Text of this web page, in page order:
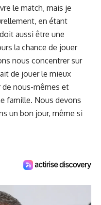
le match, mais je
en étant
aussi être une
la chance de jouer
nous concentrer sur
de jouer le mieux
de nous-mêmes et
famille. Nous devons
un bon jour, même si